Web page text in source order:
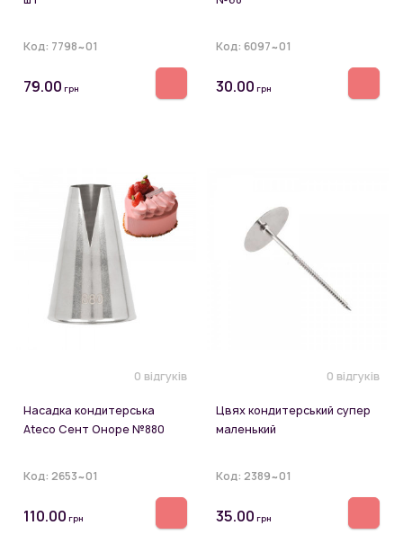
Код: 7798~01
79.00 грн
Код: 6097~01
30.00 грн
0 відгуків
Насадка кондитерська
Ateco Сент Оноре №880
Код: 2653~01
110.00 грн
0 відгуків
Цвях кондитерський супер
маленький
Код: 2389~01
35.00 грн